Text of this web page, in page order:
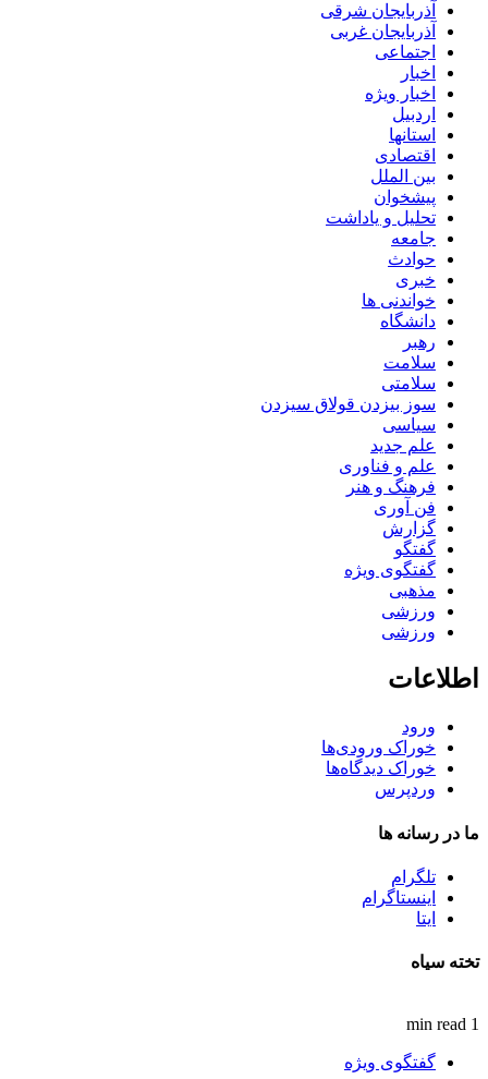
آذربایجان شرقی
آذربایجان غربی
اجتماعی
اخبار
اخبار ویژه
اردبیل
استانها
اقتصادی
بین الملل
پیشخوان
تحلیل و یاداشت
جامعه
حوادث
خبری
خواندنی ها
دانشگاه
رهبر
سلامت
سلامتی
سوز بیزدن قولاق سیزدن
سیاسی
علم جدید
علم و فناوری
فرهنگ و هنر
فن آوری
گزارش
گفتگو
گفتگوی ویژه
مذهبی
ورزشی
ورزشی
اطلاعات
ورود
خوراک ورودی‌ها
خوراک دیدگاه‌ها
وردپرس
ما در رسانه ها
تلگرام
اینستاگرام
ایتا
تخته سیاه
1 min read
گفتگوی ویژه